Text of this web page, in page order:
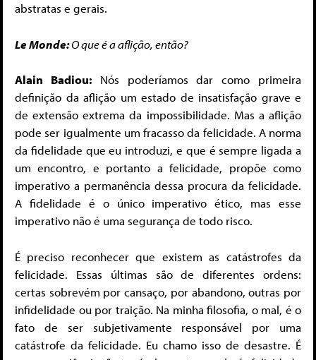
abstratas e gerais.
Le Monde:O que é a aflição, então?
Alain Badiou:Nós poderíamos dar como primeira
definição da aflição um estado de insatisfação grave e
de extensão extrema da impossibilidade. Mas a aflição
pode ser igualmente um fracasso da felicidade. A norma
da fidelidade que eu introduzi, e que é sempre ligada a
um encontro, e portanto a felicidade, propõe como
imperativo a permanência dessa procura da felicidade.
A fidelidade é o único imperativo ético, mas esse
imperativo não é uma segurança de todo risco.
É preciso reconhecer que existem as catástrofes da
felicidade. Essas últimas são de diferentes ordens:
certas sobrevém por cansaço, por abandono, outras por
infidelidade ou por traição. Na minha filosofia, o mal, é o
fato de ser subjetivamente responsável por uma
catástrofe da felicidade. Eu chamo isso de desastre. É